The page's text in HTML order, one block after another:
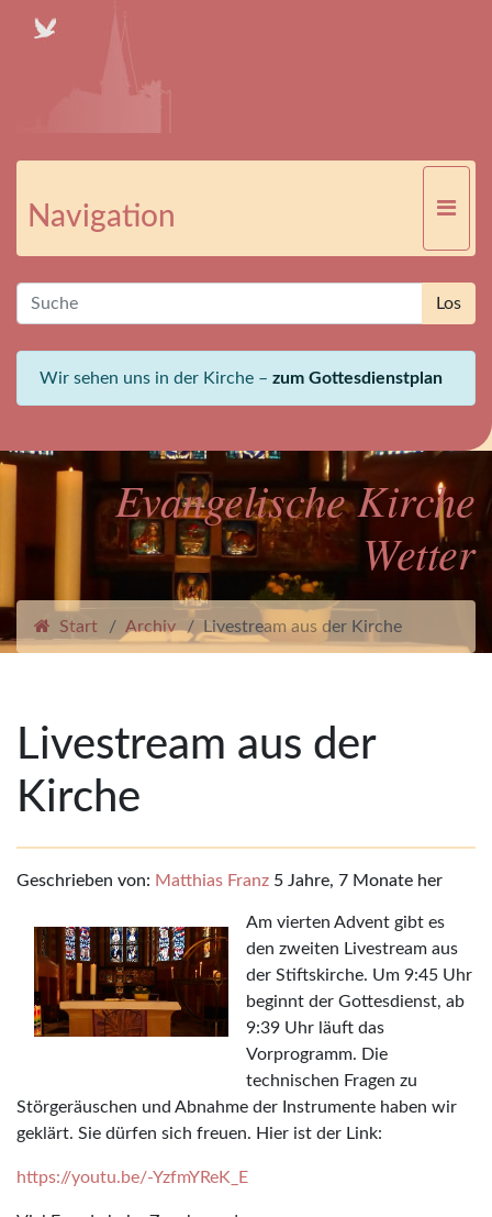
Navigation
Wir sehen uns in der Kirche – zum Gottesdienstplan
Evangelische Kirche
Wetter
Start Archiv Livestream aus der Kirche
Livestream aus der
Kirche
Geschrieben von: Matthias Franz 5 Jahre, 7 Monate her
Am vierten Advent gibt es
den zweiten Livestream aus
der Stiftskirche. Um 9:45 Uhr
beginnt der Gottesdienst, ab
9:39 Uhr läuft das
Vorprogramm. Die
technischen Fragen zu
Störgeräuschen und Abnahme der Instrumente haben wir
geklärt. Sie dürfen sich freuen. Hier ist der Link:
https://youtu.be/-YzfmYReK_E